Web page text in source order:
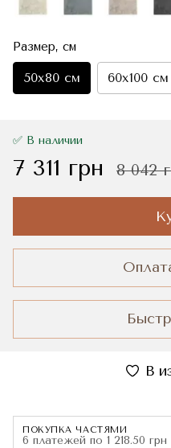
Размер, см
50x80 см 60x100 см
✅ В наличии
7 311 грн 8 042
В
ПОКУПКА ЧАСТЯМИ
6 платежей по 1 218.50 грн